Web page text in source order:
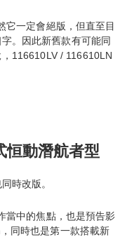
它一定會絕版，但直至目
。因此新舊款有可能同
116610LV / 116610LN
動潛航者型
時改版。
當中的焦點，也是預告影
同時也是第一款搭載新